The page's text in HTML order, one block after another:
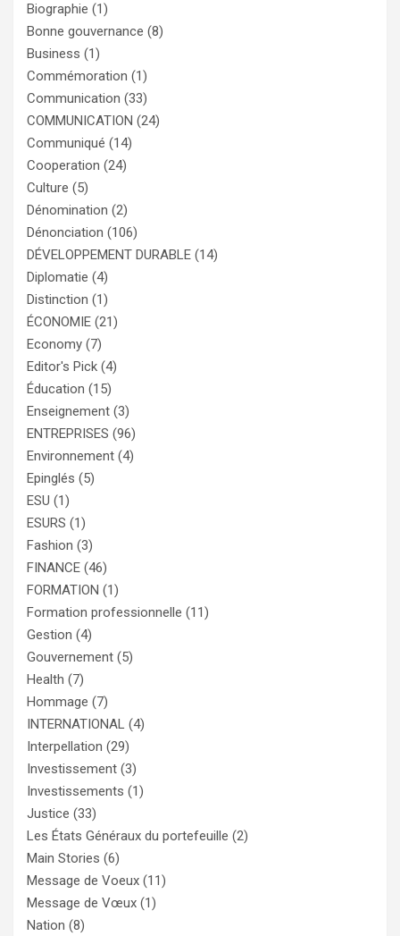
Biographie (1)
Bonne gouvernance (8)
Business (1)
Commémoration (1)
Communication (33)
COMMUNICATION (24)
Communiqué (14)
Cooperation (24)
Culture (5)
Dénomination (2)
Dénonciation (106)
DÉVELOPPEMENT DURABLE (14)
Diplomatie (4)
Distinction (1)
ÉCONOMIE (21)
Economy (7)
Editor's Pick (4)
Éducation (15)
Enseignement (3)
ENTREPRISES (96)
Environnement (4)
Epinglés (5)
ESU (1)
ESURS (1)
Fashion (3)
FINANCE (46)
FORMATION (1)
Formation professionnelle (11)
Gestion (4)
Gouvernement (5)
Health (7)
Hommage (7)
INTERNATIONAL (4)
Interpellation (29)
Investissement (3)
Investissements (1)
Justice (33)
Les États Généraux du portefeuille (2)
Main Stories (6)
Message de Voeux (11)
Message de Vœux (1)
Nation (8)